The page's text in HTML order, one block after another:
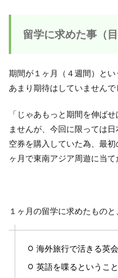
留学に求めた事（目
期間が１ヶ月（４週間）と
あまり期待はしていませんで
「じゃあもっと期間を伸ば
ませんが、今回に限っては
空券を購入していた為、最
ヶ月で東南アジア周遊に当て
１ヶ月の留学に求めたものと
海外旅行で活きる英会
英語を喋るというこ